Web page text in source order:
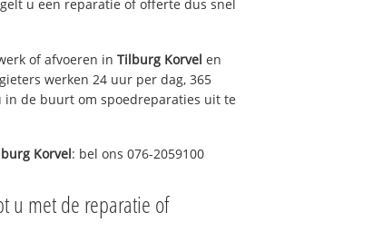
u een reparatie of offerte dus snel
of afvoeren in Tilburg Korvel en
werken 24 uur per dag, 365
de buurt om spoedreparaties uit te
Korvel: bel ons 076-2059100
u met de reparatie of